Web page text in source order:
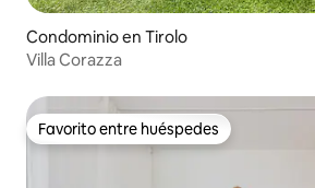
Condominio en Tirolo
Villa Corazza
Favorito entre huéspedes
Favorito entre huéspedes